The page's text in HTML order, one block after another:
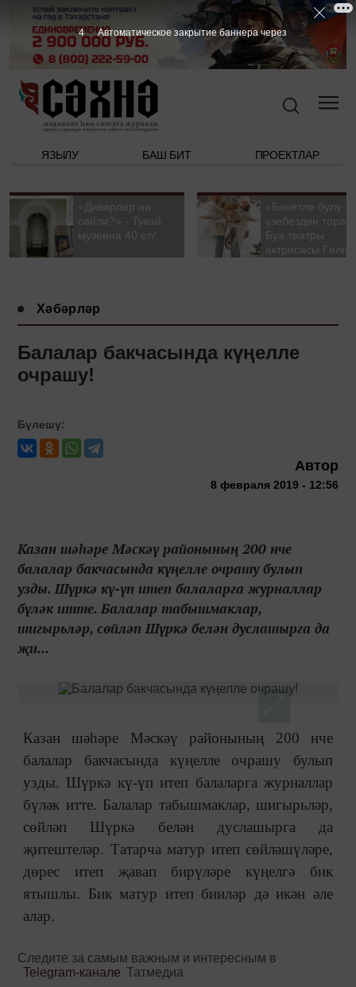
ЯЗЫЛУ БАШ БИТ ПРОЕКТЛАР
«Диварлар ни
сөйли?» - Тукай
музеена 40 ел!
«Бәхетле булу
үзебездән тора».
Буа театры
актрисасы
Хәбәрләр
Балалар бакчасында күңелле
очрашу!
Бүлешү:
Автор
8 февраля 2019 - 12:56
Казан шәһәре Мәскәү районының 200 нче
балалар бакчасында күңелле очрашу булып
узды. Шүркә кү-үп итеп балаларга журналлар
бүләк итте. Балалар табышмаклар,
шигырьләр, сөйләп Шүркә белән дуслашырга да
җи...
Казан шәһәре Мәскәү районының 200 нче
балалар бакчасында күңелле очрашу булып
узды. Шүркә кү-үп итеп балаларга журналлар
бүләк итте. Балалар табышмаклар, шигырьләр,
сөйләп Шүркә белән дуслашырга да
җитештеләр. Татарча матур итеп сөйләшүләре,
дөрес итеп җавап бирүләре күңелгә бик
ятышлы. Бик матур итеп бииләр дә икән әле
алар.
Следите за самым важным и интересным в
Telegram-канале Татмедиа
3 Автоматическое закрытие баннера через